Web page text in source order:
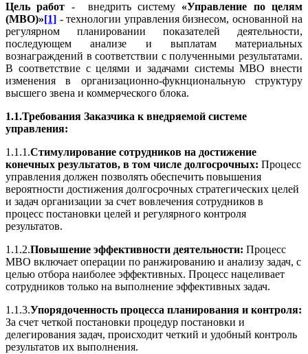
Цель работ - внедрить систему «Управление по целям
(МВО)»[1] - технологии управления бизнесом, основанной на
регулярном планировании показателей деятельности,
последующем анализе и выплатам материальных
вознаграждений в соответствии с полученными результатами.
В соответствие с целями и задачами системы МВО внести
изменения в организационно-фукнциональную структуру
высшего звена и коммерческого блока.
1.1.Требования Заказчика к внедряемой системе
управления:
1.1.1.Стимулирование сотрудников на достижение
конечных результатов, в том числе долгосрочных: Процесс
управления должен позволять обеспечить повышения
вероятности достижения долгосрочных стратегических целей
и задач организации за счет вовлечения сотрудников в
процесс постановки целей и регулярного контроля
результатов.
1.1.2.Повышение эффективности деятельности: Процесс
МВО включает операции по ранжированию и анализу задач, с
целью отбора наиболее эффективных. Процесс нацеливает
сотрудников только на выполнение эффективных задач.
1.1.3.Упорядоченность процесса планирования и контроля:
За счет четкой постановки процедур постановки и
делегирования задач, происходит четкий и удобный контроль
результатов их выполнения.